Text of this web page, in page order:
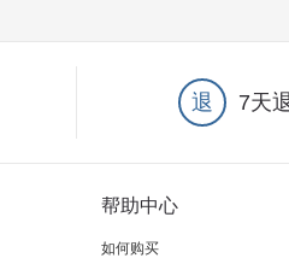
退 7天
帮助中心
如何购买